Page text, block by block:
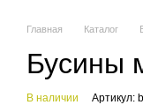
Главная Каталог
Бусины
В наличии Артикул: